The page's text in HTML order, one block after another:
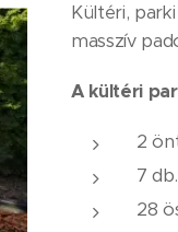
Kültéri,
masszív
A kültéri
2
7
28